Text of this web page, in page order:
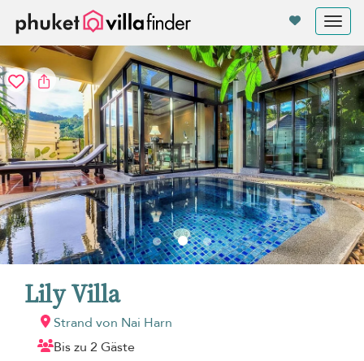
Lily Villa
Strand von Nai Harn
Bis zu 2 Gäste
Cookie-Einstellungen